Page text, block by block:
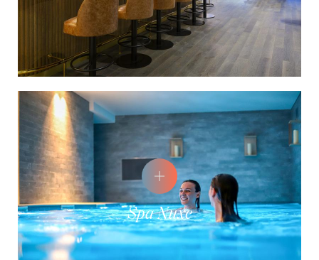
Spa Nuxe